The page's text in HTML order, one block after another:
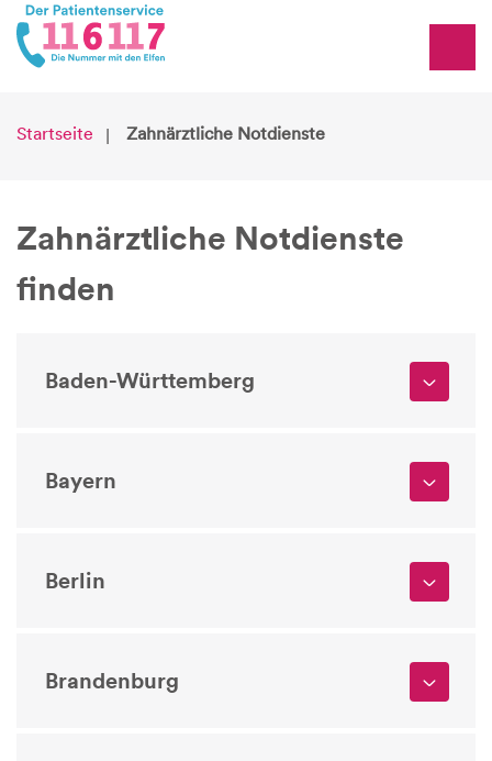
Startseite Zahnärztliche Notdienste
Zahnärztliche Notdienste
finden
Baden-Württemberg
Bayern
Berlin
Brandenburg